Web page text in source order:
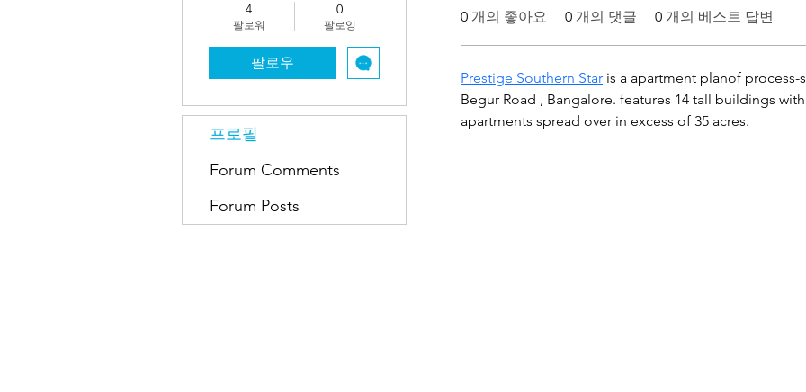
0 개의 좋아요 0 개의 댓글 0 개의 베스트 답변
Prestige Southern Star is a apartment planof
Begur Road , Bangalore. features 14 tall buildings
apartments spread over in excess of 35 acres.
4
팔로워
0
팔로잉
팔로우
프로필
Forum Comments
Forum Posts